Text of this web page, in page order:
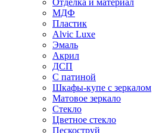
Отделка и материал
МДФ
Пластик
Alvic Luxe
Эмаль
Акрил
ДСП
С патиной
Шкафы-купе с зеркалом
Матовое зеркало
Стекло
Цветное стекло
Пескоструй